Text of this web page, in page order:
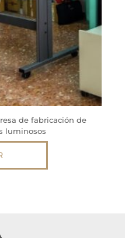
de fabricación de
luminosos